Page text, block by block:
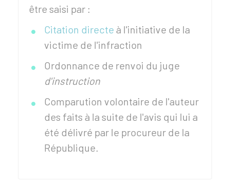
être saisi par :
Citation directe à l'initiative de la
victime de l'infraction
Ordonnance de renvoi du juge
d'instruction
Comparution volontaire de l'auteur
des faits à la suite de l'avis qui lui a
été délivré par le procureur de la
République.